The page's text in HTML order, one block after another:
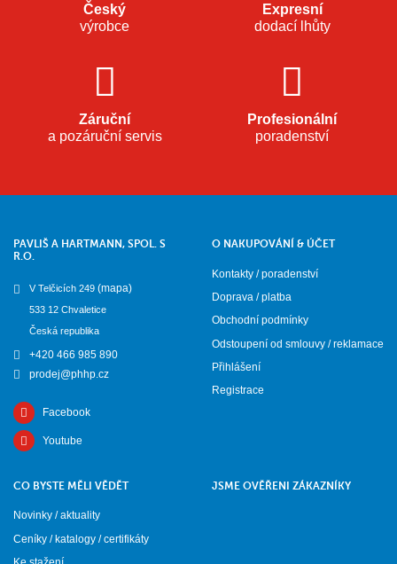
Český
výrobce
Expresní
dodací lhůty
Záruční
a pozáruční servis
Profesionální
poradenství
PAVLIŠ A HARTMANN, SPOL. S
R.O.
V Telčicích 249 (mapa)
533 12 Chvaletice
Česká republika
+420 466 985 890
prodej@phhp.cz
Facebook
Youtube
O NAKUPOVÁNÍ & ÚČET
Kontakty / poradenství
Doprava / platba
Obchodní podmínky
Odstoupení od smlouvy / reklamace
Přihlášení
Registrace
CO BYSTE MĚLI VĚDĚT
Novinky / aktuality
Ceníky / katalogy / certifikáty
JSME OVĚŘENI ZÁKAZNÍKY